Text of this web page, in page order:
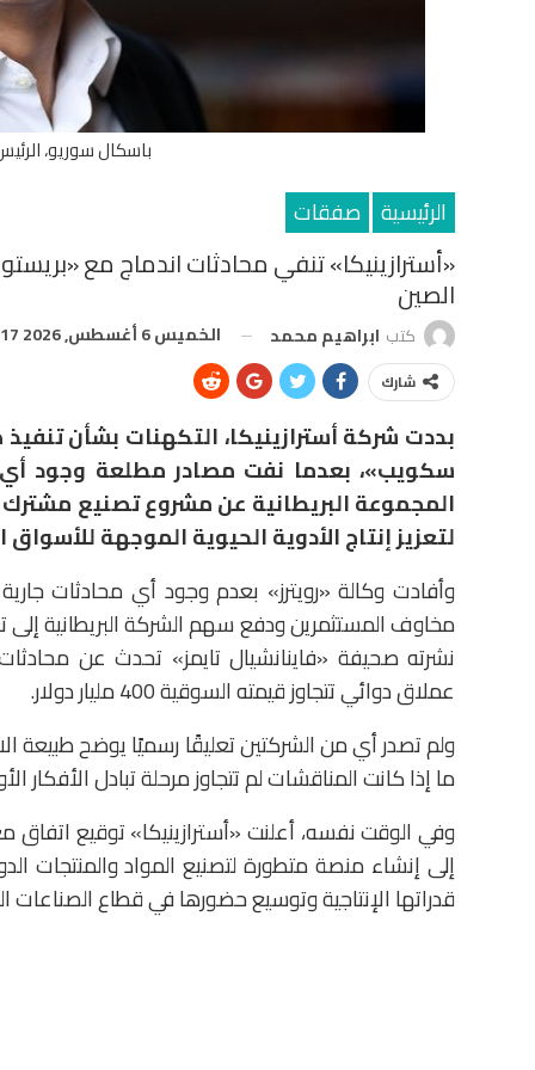
باسكال سوريو،
الرئيسية صفقات
«أسترازينيكا» تنفي محادثات اندماج مع
الصين
كتب ابراهيم محمد الخميس 6 أغسطس, 2026 3:17 م
شارك
بددت شركة أسترازينيكا، التكهنات بشأن
سكويب»، بعدما نفت مصادر مطلعة وجود أي
لتعزيز إنتاج الأدوية الحيوية الموجهة للأسواق
وأفادت وكالة «رويترز» بعدم وجود أي محادثات
نشرته صحيفة «فاينانشيال تايمز» تحدث عن
عملاق دوائي تتجاوز قيمته السوقية 400 مليار دولار.
ولم تصدر أي من الشركتين تعليقًا رسميًا يوضح طبيعة
ما إذا كانت المناقشات لم تتجاوز مرحلة تبادل
وفي الوقت نفسه، أعلنت «أسترازينيكا» توقيع
إلى إنشاء منصة متطورة لتصنيع المواد والمنتجات
قدراتها الإنتاجية وتوسيع حضورها في قطاع الصناعات